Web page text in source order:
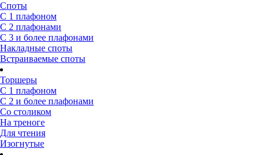
Споты
С 1 плафоном
С 2 плафонами
С 3 и более плафонами
Накладные споты
Встраиваемые споты
Торшеры
С 1 плафоном
С 2 и более плафонами
Со столиком
На треноге
Для чтения
Изогнутые